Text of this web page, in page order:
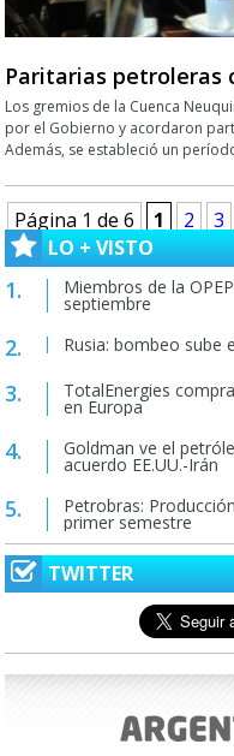
Paritarias petroleras
Los gremios de la Cuenca
por el Gobierno y acordaron
Además, se estableció un
Página 1 de 6 1 2 3
LO + VISTO
Miembros de la
septiembre
Rusia: bombeo sube
TotalEnergies
en Europa
Goldman ve el
acuerdo EE.UU.-Irán
Petrobras:
primer semestre
TWITTER